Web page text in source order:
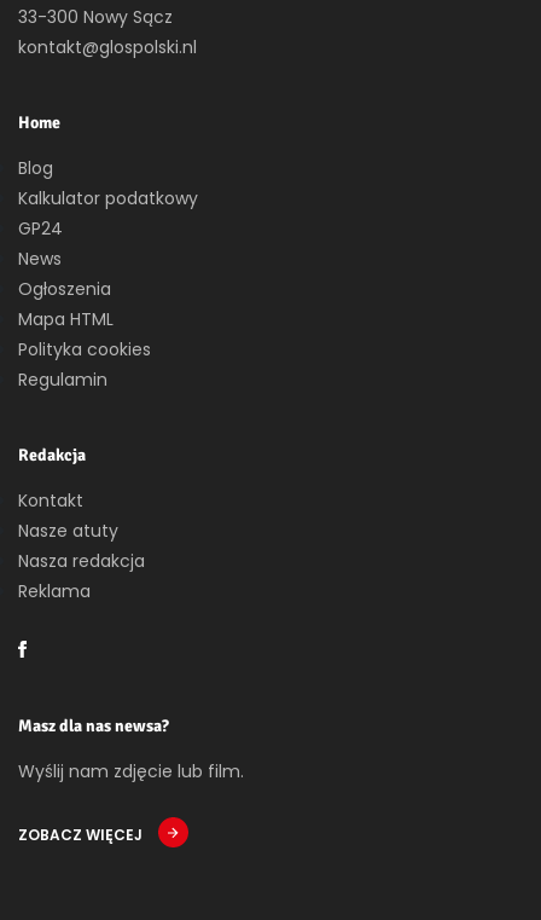
33-300 Nowy Sącz
kontakt@glospolski.nl
Home
Blog
Kalkulator podatkowy
GP24
News
Ogłoszenia
Mapa HTML
Polityka cookies
Regulamin
Redakcja
Kontakt
Nasze atuty
Nasza redakcja
Reklama
Masz dla nas newsa?
Wyślij nam zdjęcie lub film.
ZOBACZ WIĘCEJ